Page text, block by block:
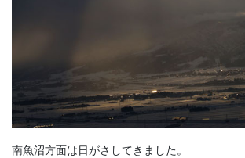
南魚沼方面は日がさしてきました。